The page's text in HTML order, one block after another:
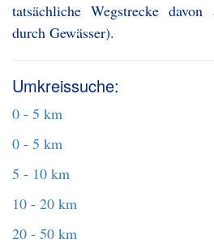
tatsächliche Wegstrecke
durch Gewässer).
Umkreissuche:
0 - 5 km
0 - 5 km
5 - 10 km
10 - 20 km
20 - 50 km